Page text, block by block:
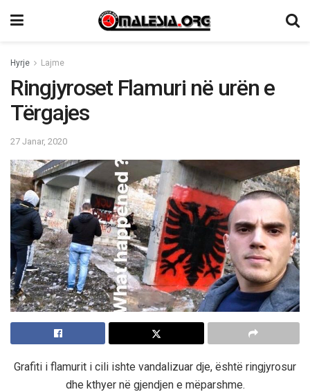
Hyrje Lajme
Ringjyroset Flamuri në urën e
Tërgajes
27 Janar, 2020
Grafiti i flamurit i cili ishte vandalizuar dje, është ringjyrosur
dhe kthyer në gjendjen e mëparshme.